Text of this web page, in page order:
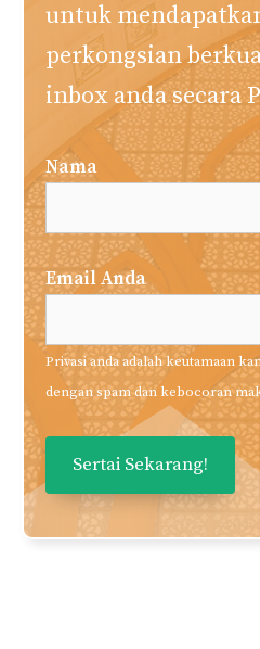
untuk
perkongsian
inbox anda secara
Nama
Email Anda
Privasi anda adalah keutamaan
dengan spam dan kebocoran